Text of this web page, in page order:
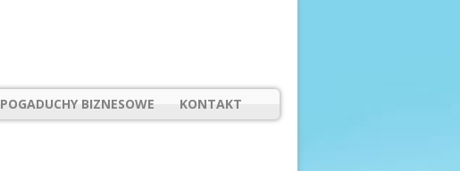
POGADUCHY BIZNESOWE KONTAKT